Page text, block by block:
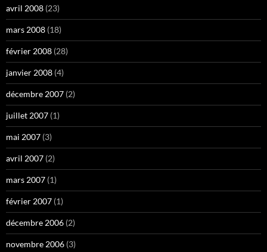
avril 2008 (23)
mars 2008 (18)
février 2008 (28)
janvier 2008 (4)
décembre 2007 (2)
juillet 2007 (1)
mai 2007 (3)
avril 2007 (2)
mars 2007 (1)
février 2007 (1)
décembre 2006 (2)
novembre 2006 (3)